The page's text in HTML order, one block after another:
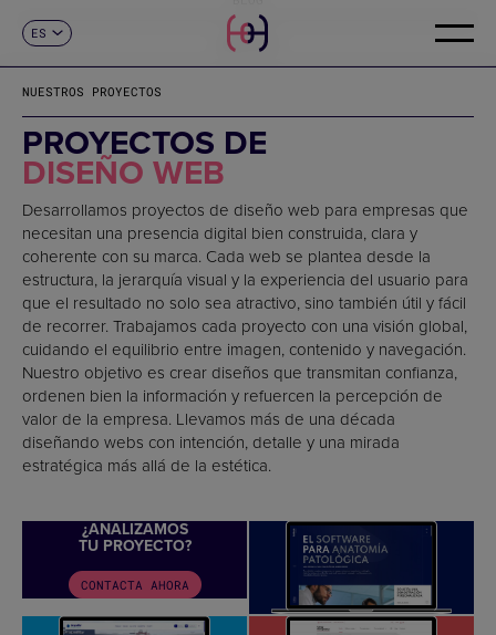
ES
FR
DE
IT
PT
CONTACTO
NUESTROS PROYECTOS
PROYECTOS DE
DISEÑO WEB
Desarrollamos proyectos de diseño web para empresas que
necesitan una presencia digital bien construida, clara y
coherente con su marca. Cada web se plantea desde la
estructura, la jerarquía visual y la experiencia del usuario para
que el resultado no solo sea atractivo, sino también útil y fácil
de recorrer. Trabajamos cada proyecto con una visión global,
cuidando el equilibrio entre imagen, contenido y navegación.
Nuestro objetivo es crear diseños que transmitan confianza,
ordenen bien la información y refuercen la percepción de
valor de la empresa. Llevamos más de una década
diseñando webs con intención, detalle y una mirada
estratégica más allá de la estética.
¿ANALIZAMOS
TU PROYECTO?
CONTACTA AHORA